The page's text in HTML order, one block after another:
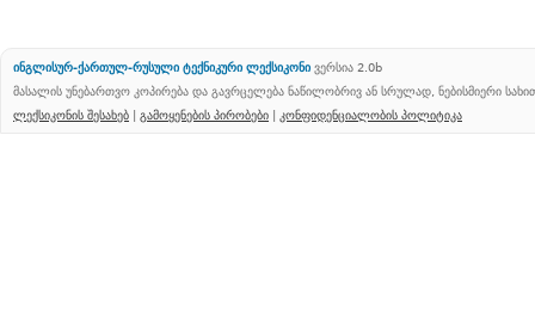
ინგლისურ-ქართულ-რუსული ტექნიკური ლექსიკონი ვერსია 2.0b
მასალის უნებართვო კოპირება და გავრცელება ნაწილობრივ ან სრულად, ნებისმიერი
ლექსიკონის შესახებ | გამოყენების პირობები | კონფიდენციალობის პოლიტიკა